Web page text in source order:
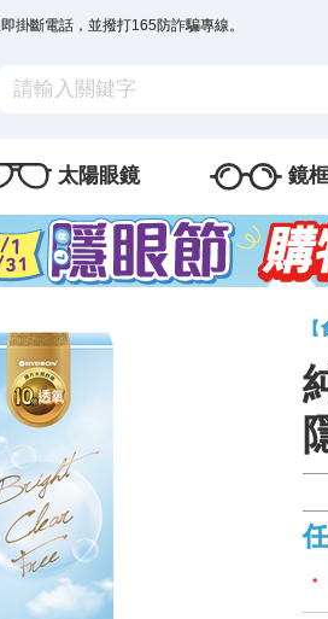
掛斷電話，並撥打165防詐騙專線。
太陽眼鏡 鏡框